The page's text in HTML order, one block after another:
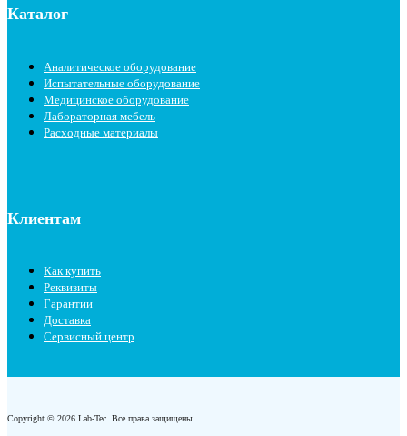
Каталог
Аналитическое оборудование
Испытательные оборудование
Медицинское оборудование
Лабораторная мебель
Расходные материалы
Клиентам
Как купить
Реквизиты
Гарантии
Доставка
Сервисный центр
Copyright © 2026 Lab-Tec. Все права защищены.